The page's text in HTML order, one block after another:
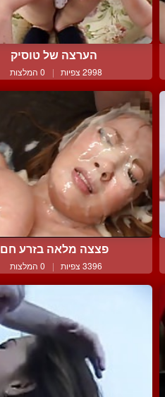
הערצה של טוסיק
2998 צפיות | 0 המלצות
פצצה מלאה בזרע חם
3396 צפיות | 0 המלצות